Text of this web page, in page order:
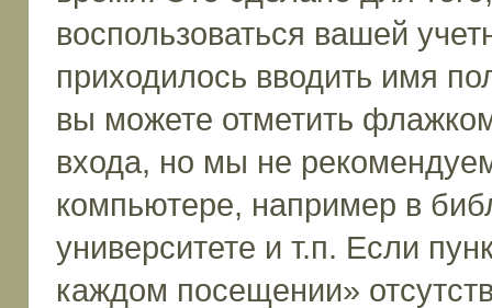
воспользоваться вашей
приходилось вводить имя
вы можете отметить
входа, но мы не
компьютере, например в
университете и т.п. Если
каждом посещении»